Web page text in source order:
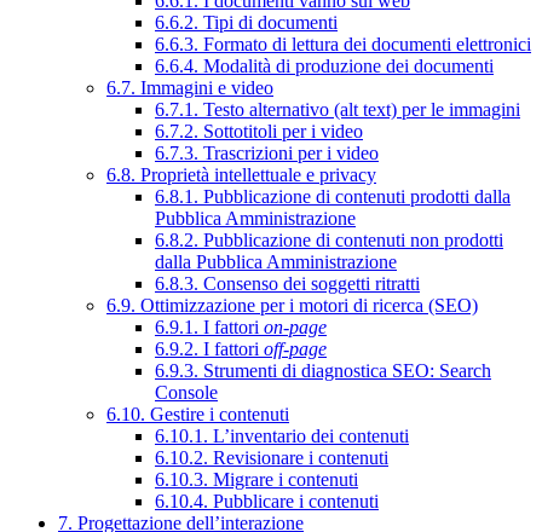
6.6.2. Tipi di documenti
6.6.3. Formato di lettura dei documenti elettronici
6.6.4. Modalità di produzione dei documenti
6.7. Immagini e video
6.7.1. Testo alternativo (alt text) per le immagini
6.7.2. Sottotitoli per i video
6.7.3. Trascrizioni per i video
6.8. Proprietà intellettuale e privacy
6.8.1. Pubblicazione di contenuti prodotti dalla
Pubblica Amministrazione
6.8.2. Pubblicazione di contenuti non prodotti
dalla Pubblica Amministrazione
6.8.3. Consenso dei soggetti ritratti
6.9. Ottimizzazione per i motori di ricerca (SEO)
6.9.1. I fattori on-page
6.9.2. I fattori off-page
6.9.3. Strumenti di diagnostica SEO: Search
Console
6.10. Gestire i contenuti
6.10.1. L’inventario dei contenuti
6.10.2. Revisionare i contenuti
6.10.3. Migrare i contenuti
6.10.4. Pubblicare i contenuti
7. Progettazione dell’interazione